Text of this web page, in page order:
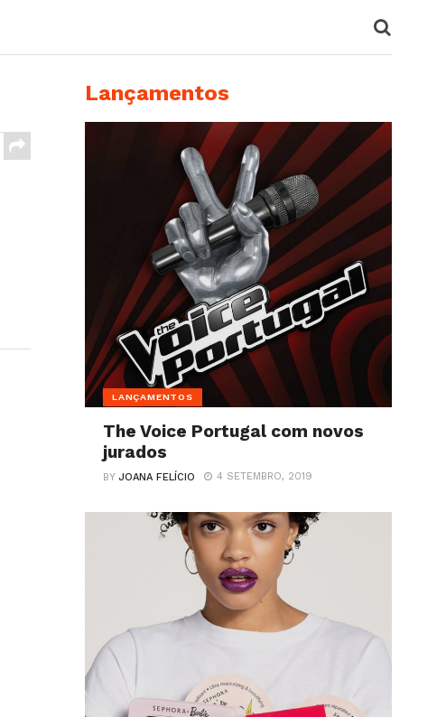
Lançamentos
LANÇAMENTOS
The Voice Portugal com novos
jurados
BYJOANA FELÍCIO 4 SETEMBRO, 2019